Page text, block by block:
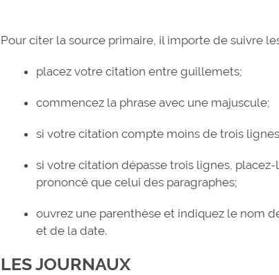
Pour citer la source primaire, il importe de suivre
placez votre citation entre guillemets;
commencez la phrase avec une majuscule;
si votre citation compte moins de trois
si votre citation dépasse trois lignes,
prononcé que celui des paragraphes;
ouvrez une parenthèse et indiquez le nom
et de la date.
LES JOURNAUX